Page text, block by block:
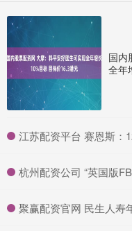
国内
全年
江苏配资平台 赛恩斯：
杭州配资公司 “英国版
聚赢配资官网 民生人寿